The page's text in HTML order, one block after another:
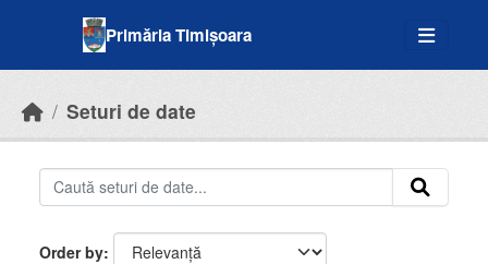
Primăria Timișoara
Seturi de date
Order by